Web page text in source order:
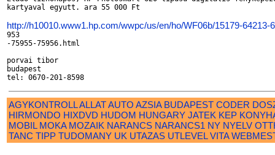
kartyaval egyutt. ara 55 000 Ft
http://h10010.www1.hp.com/wwpc/us/en/ho/WF06b/15179-64213-
953
-75955-75956.html
porvai tibor
budapest
AGYKONTROLLALLATAUTO AZSIA BUDAPEST CODER
HIRMONDO HIXDVD HUDOM HUNGARY JATEK KEP
MOBIL MOKA MOZAIK NARANCS NARANCS1 NY NYELV
TANC TIPP TUDOMANY UK UTAZAS UTLEVEL VITA